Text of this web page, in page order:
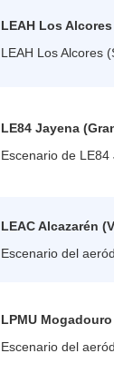
LEAH Los
LEAH Los Alcores
LE84 Jayena
Escenario de
LEAC Alcazarén
Escenario del
LPMU Mogadouro
Escenario del